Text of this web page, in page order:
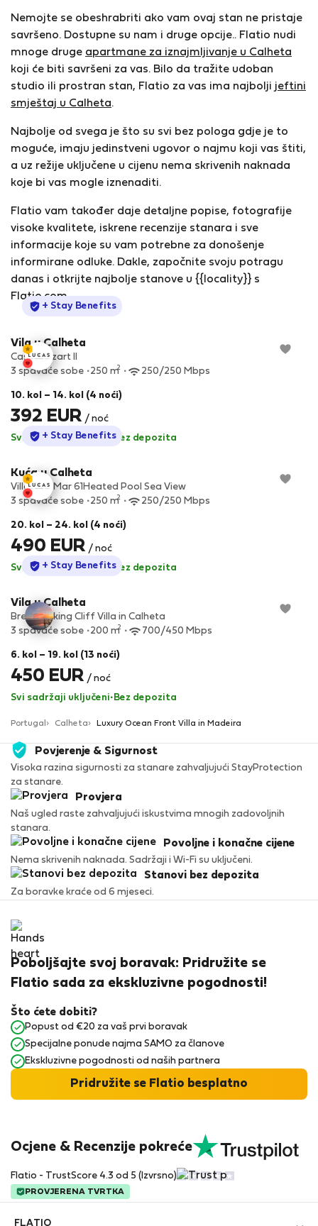
Nemojte se obeshrabriti ako vam ovaj stan ne pristaje
savršeno. Dostupne su nam i druge opcije.. Flatio nudi
mnoge druge apartmane za iznajmljivanje u Calheta
koji će biti savršeni za vas. Bilo da tražite udoban
studio ili prostran stan, Flatio za vas ima najbolji jeftini
smještaj u Calheta.
Najbolje od svega je što su svi bez pologa gdje je to
moguće, imaju jedinstveni ugovor o najmu koji vas štiti,
a uz režije uključene u cijenu nema skrivenih naknada
koje bi vas mogle iznenaditi.
Flatio vam također daje detaljne popise, fotografije
visoke kvalitete, iskrene recenzije stanara i sve
informacije koje su vam potrebne za donošenje
informirane odluke. Dakle, započnite svoju potragu
danas i otkrijte najbolje stanove u {{locality}} s
Flatio.com.
StayProtection
+ Stay Benefits
Vila u Calheta
Casa Mozart II
3 spavaće sobe
250 m2 250/250 Mbps
10. kol – 14. kol (4 noći)
392 EUR / noć
Svi sadržaji uključeni·Bez depozita
StayProtection
+ Stay Benefits
Kuća u Calheta
Villa ElDoMar 61Heated Pool Sea View
3 spavaće sobe
250 m2 250/250 Mbps
20. kol – 24. kol (4 noći)
490 EUR / noć
Svi sadržaji uključeni·Bez depozita
StayProtection
+ Stay Benefits
Vila u Calheta
Breathtaking Cliff Villa in Calheta
3 spavaće sobe
200 m2 700/450 Mbps
6. kol – 19. kol (13 noći)
450 EUR / noć
Svi sadržaji uključeni· Bez depozita
Portugal Calheta Luxury Ocean Front Villa in Madeira
Povjerenje & Sigurnost
Visoka razina sigurnosti za stanare zahvaljujući StayProtection
za stanare.
Provjera
Naš ugled raste zahvaljujući iskustvima mnogih zadovoljnih
stanara.
Povoljne i konačne cijene
Nema skrivenih naknada. Sadržaji i Wi-Fi su uključeni.
Stanovi bez depozita
Za boravke kraće od 6 mjeseci.
Ocjene & Recenzije pokreće
Flatio - TrustScore 4.3 od 5 (Izvrsno)
PROVJERENA TVRTKA
Poboljšajte svoj boravak: Pridružite se
Flatio sada za ekskluzivne pogodnosti!
Što ćete dobiti?
Popust od €20 za vaš prvi boravak
Specijalne ponude najma SAMO za članove
Ekskluzivne pogodnosti od naših partnera
Pridružite se Flatio besplatno
FLATIO